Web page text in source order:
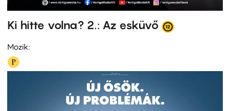
Ki hitte volna? 2.: Az esküvő
Mozik: